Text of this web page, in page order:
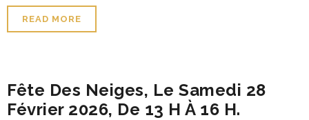
READ MORE
Fête Des Neiges, Le Samedi 28
Février 2026, De 13 H À 16 H.